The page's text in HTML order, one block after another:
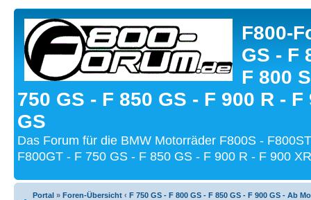
F800-
GS - F
F 800
750 GS - F 850 GS - F 900 R - F
GS
Das Forum für die BMW Motorräder F800S -
F800GT - F 750 GS - F 850 GS - F 900 R - F 900
Portal » Foren-Übersicht ‹ F 750 GS - F 800 GS - F 850 GS - F 900 GS - Ab